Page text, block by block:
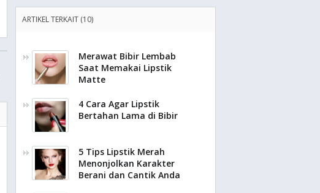
ARTIKEL TERKAIT (10)
Merawat Bibir Lembab
Saat Memakai Lipstik
Matte
4 Cara Agar Lipstik
Bertahan Lama di Bibir
5 Tips Lipstik Merah
Menonjolkan Karakter
Berani dan Cantik Anda